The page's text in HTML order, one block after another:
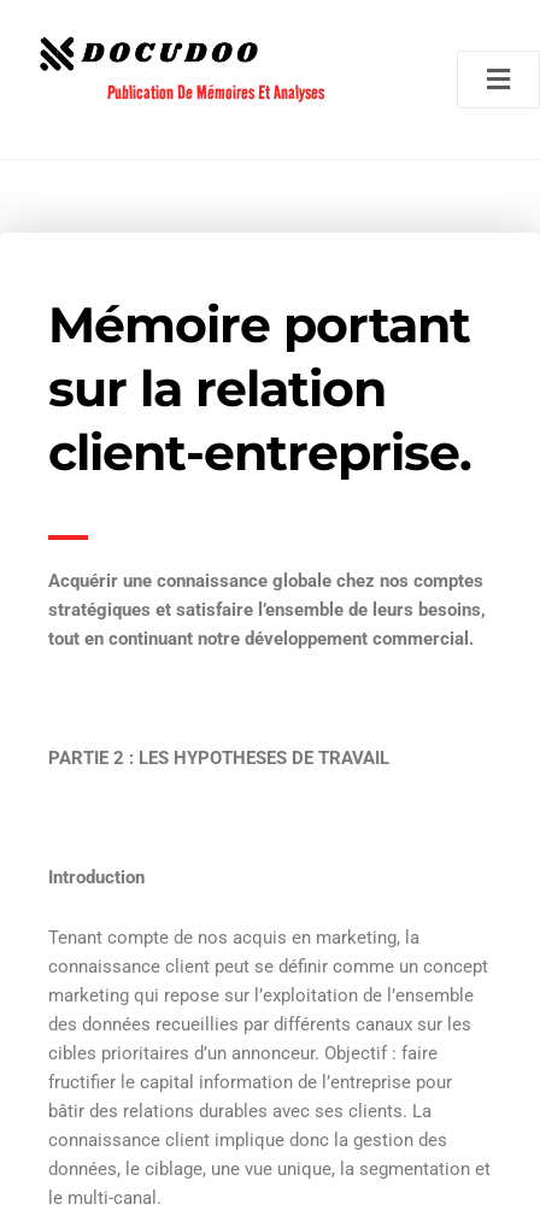
contenu
Publication De Mémoires Et Analyses
Mémoire portant
sur la relation
client-entreprise.
Acquérir une connaissance globale chez nos comptes
stratégiques et satisfaire l’ensemble de leurs besoins,
tout en continuant notre développement commercial.
PARTIE 2 : LES HYPOTHESES DE TRAVAIL
Introduction
Tenant compte de nos acquis en marketing, la
connaissance client peut se définir comme un concept
marketing qui repose sur l’exploitation de l’ensemble
des données recueillies par différents canaux sur les
cibles prioritaires d’un annonceur. Objectif : faire
fructifier le capital information de l’entreprise pour
bâtir des relations durables avec ses clients. La
connaissance client implique donc la gestion des
données, le ciblage, une vue unique, la segmentation et
le multi-canal.